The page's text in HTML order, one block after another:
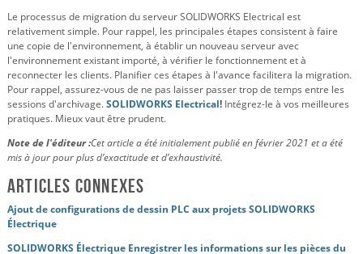
Le processus de migration du serveur SOLIDWORKS Electrical est
relativement simple. Pour rappel, les principales étapes consistent à faire
une copie de l'environnement, à établir un nouveau serveur avec
l'environnement existant importé, à vérifier le fonctionnement et à
reconnecter les clients. Planifier ces étapes à l'avance facilitera la migration.
Pour rappel, assurez-vous de ne pas laisser passer trop de temps entre les
sessions d'archivage.SOLIDWORKS Electrical! Intégrez-le à vos meilleures
pratiques. Mieux vaut être prudent.
Note de l'éditeur :Cet article a été initialement publié en février 2021 et a été
mis à jour pour plus d’exactitude et d’exhaustivité.
Articles connexes
Ajout de configurations de dessin PLC aux projets SOLIDWORKS
Électrique
SOLIDWORKS Électrique Enregistrer les informations sur les pièces du